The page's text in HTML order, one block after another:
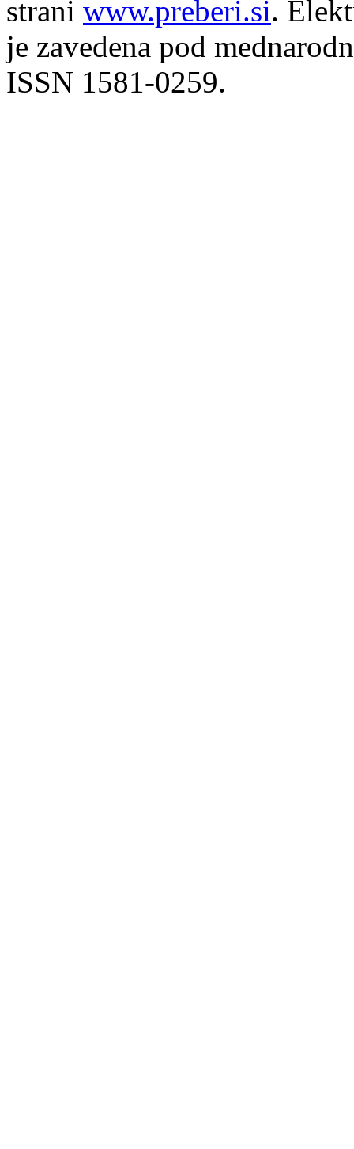
strani www.preberi.si.
je zavedena pod
ISSN 1581-0259.